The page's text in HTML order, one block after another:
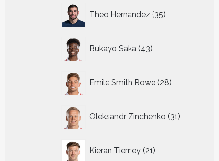
Theo Hernandez 35
producten
Bukayo Saka 43
producten
Emile Smith Rowe 28
producten
Oleksandr Zinchenko 31
producten
Kieran Tierney 21
producten